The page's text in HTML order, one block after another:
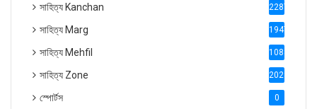
সাহিত্য Kanchan 2287
সাহিত্য Marg 1947
সাহিত্য Mehfil 1088
সাহিত্য Zone 2028
স্পোর্টস 0